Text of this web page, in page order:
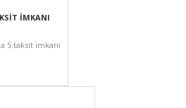
İMKANI
5 taksit imkanı